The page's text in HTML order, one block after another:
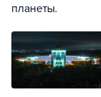
планеты.